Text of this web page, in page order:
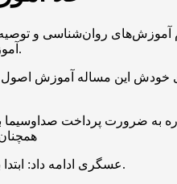
روان‌شناسی و
آموزشی داریم، درست است که روی بخشی از شرایط کنترلی نداریم اما بخشی را می توان مدیریت کرد تا عواقب کمتری داشته باشد.
خودش این مساله آموزش اصول
به ضرورت پرداخت
عسگری ادامه داد: ابتدا باید آموزش داد که بزرگسالان چگونه بر خود فائق آیند و بعد آموزش داد که به فرزندانشان چه بگویند و چطور بر ترس آنها غلبه کنند.